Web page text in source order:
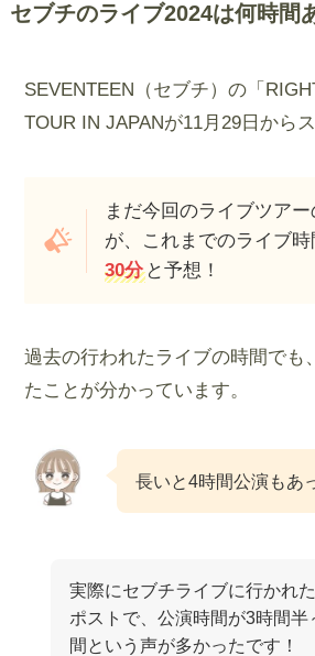
セブチのライブ2024は何時間
SEVENTEEN（セブチ）の「
TOUR IN JAPANが11月29日からス
まだ今回のライブツア
が、これまでのライブ時
30分と予想！
過去の行われたライブの時間でも
たことが分かっています。
長いと4時間公演もあ
実際にセブチライブに行かれ
ポストで、公演時間が3時間半
間という声が多かったです！